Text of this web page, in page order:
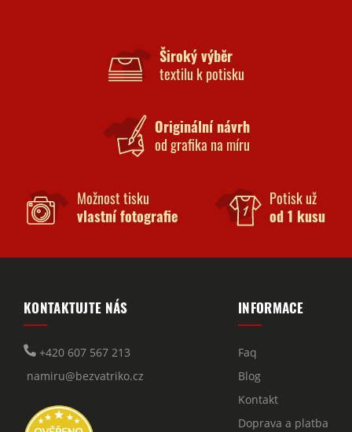
Široký výběr
textilu k potisku
Originální návrh
od grafika na míru
Možnost tisku
vlastní fotografie
Potisk už
od 1 kusu
KONTAKTUJTE NÁS
+420 607 567 213
namiru@bezvatriko.cz
INFORMACE
Faq
Blog
Kontakt
Doprava a platba